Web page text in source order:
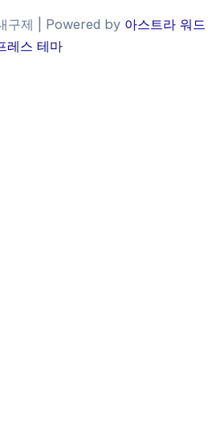
구제 | Powered by 아스트라 워드
레스 테마